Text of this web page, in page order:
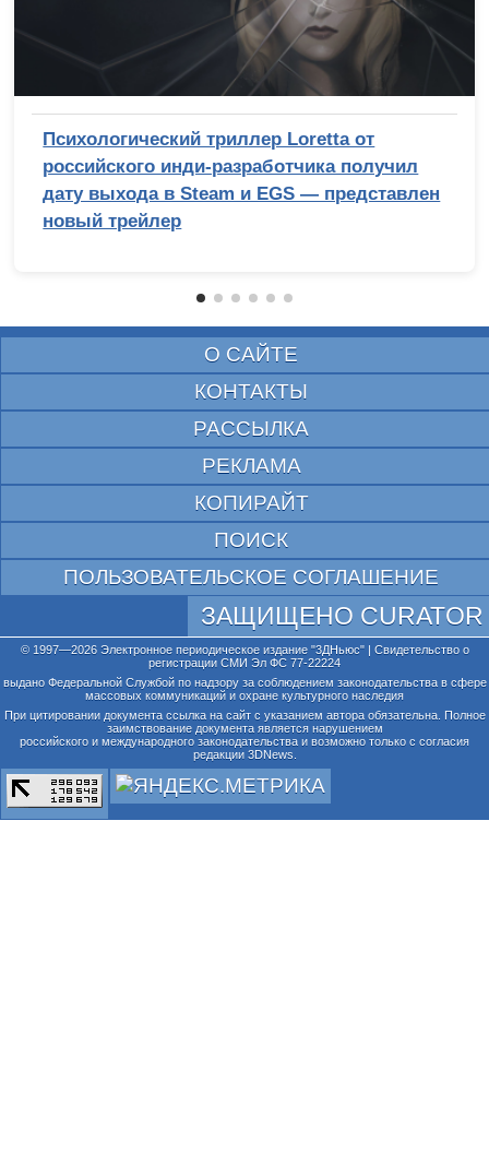
Психологический триллер Loretta от
российского инди-разработчика получил
дату выхода в Steam и EGS — представлен
новый трейлер
О САЙТЕ
КОНТАКТЫ
РАССЫЛКА
РЕКЛАМА
КОПИРАЙТ
ПОИСК
ПОЛЬЗОВАТЕЛЬСКОЕ СОГЛАШЕНИЕ
ЗАЩИЩЕНО CURATOR
© 1997—2026 Электронное периодическое издание "3ДНьюс" | Свидетельство о
регистрации СМИ Эл ФС 77-22224
выдано Федеральной Службой по надзору за соблюдением законодательства в сфере
массовых коммуникаций и охране культурного наследия
При цитировании документа ссылка на сайт с указанием автора обязательна. Полное
заимствование документа является нарушением
российского и международного законодательства и возможно только с согласия
редакции 3DNews.